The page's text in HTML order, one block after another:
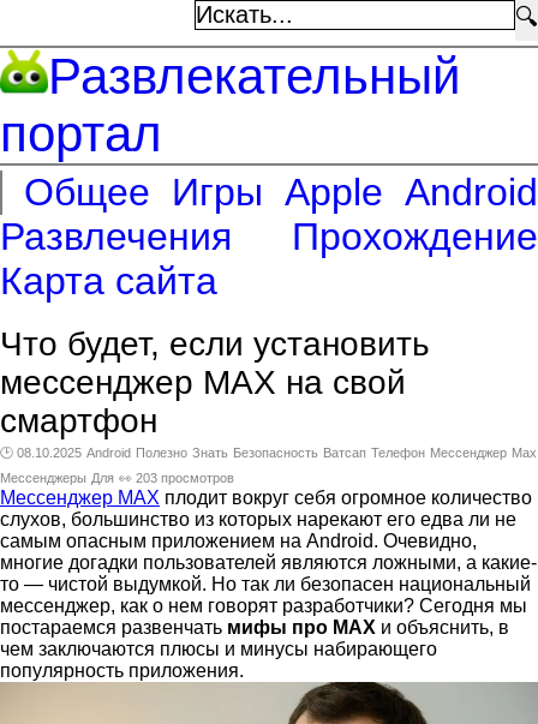
🔍
Развлекательный
портал
Общее Игры Apple Android
Развлечения
Прохождение
Карта сайта
Что будет, если установить
мессенджер MAX на свой
смартфон
🕑 08.10.2025 Android Полезно Знать Безопасность Ватсап Телефон Мессенджер Max
Мессенджеры Для 👀 203 просмотров
Мессенджер MAX плодит вокруг себя огромное количество
слухов, большинство из которых нарекают его едва ли не
самым опасным приложением на Android. Очевидно,
многие догадки пользователей являются ложными, а какие-
то — чистой выдумкой. Но так ли безопасен национальный
мессенджер, как о нем говорят разработчики? Сегодня мы
постараемся развенчать мифы про MAX и объяснить, в
чем заключаются плюсы и минусы набирающего
популярность приложения.